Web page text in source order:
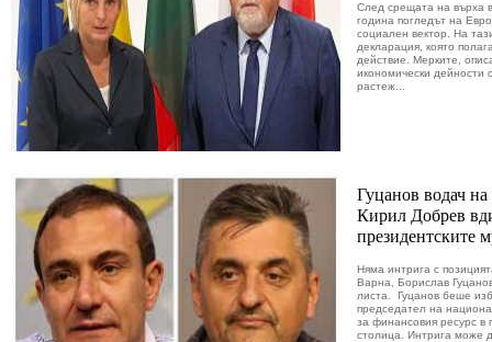
След срещата на върха
година погледът на
социален вектор. На
декларация, която
действие. Мерките,
икономически дейности
растеж...
Гуцанов водач
Кирил Добрев
президентските
Няма интрига с
Варна, Борислав
листа. Гуцанов беше
председател на
за финансовия ресурс в
столица. Интрига може